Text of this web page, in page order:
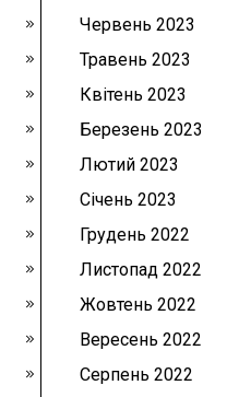
Червень 2023
Травень 2023
Квітень 2023
Березень 2023
Лютий 2023
Січень 2023
Грудень 2022
Листопад 2022
Жовтень 2022
Вересень 2022
Серпень 2022